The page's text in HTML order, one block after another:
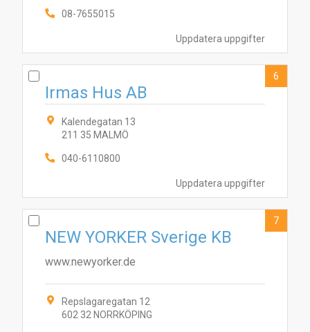
Uppdatera uppgifter
08-7655015
Uppdatera uppgifter
Irmas Hus AB
Kalendegatan 13
211 35 MALMÖ
040-6110800
6
NEW YORKER Sverige KB
www.newyorker.de
Repslagaregatan 12
602 32 NORRKÖPING
7